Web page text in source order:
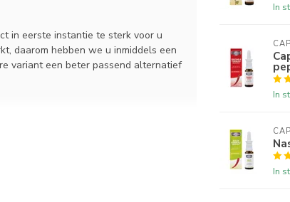
in eerste instantie te sterk voor u
daarom hebben we u inmiddels een
variant een beter passend alternatief
In
In
In